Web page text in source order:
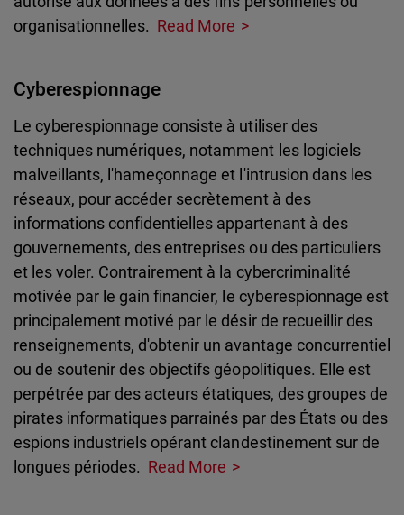
organisationnelles. Read More
Cyberespionnage
Le cyberespionnage consiste à utiliser des
techniques numériques, notamment les logiciels
malveillants, l'hameçonnage et l'intrusion dans les
réseaux, pour accéder secrètement à des
informations confidentielles appartenant à des
gouvernements, des entreprises ou des particuliers
et les voler. Contrairement à la cybercriminalité
motivée par le gain financier, le cyberespionnage est
principalement motivé par le désir de recueillir des
renseignements, d'obtenir un avantage concurrentiel
ou de soutenir des objectifs géopolitiques. Elle est
perpétrée par des acteurs étatiques, des groupes de
pirates informatiques parrainés par des États ou des
espions industriels opérant clandestinement sur de
longues périodes. Read More